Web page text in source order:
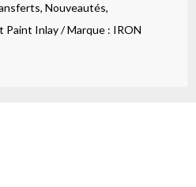
,Nouveautés,
Paint Inlay
Marque : IRON